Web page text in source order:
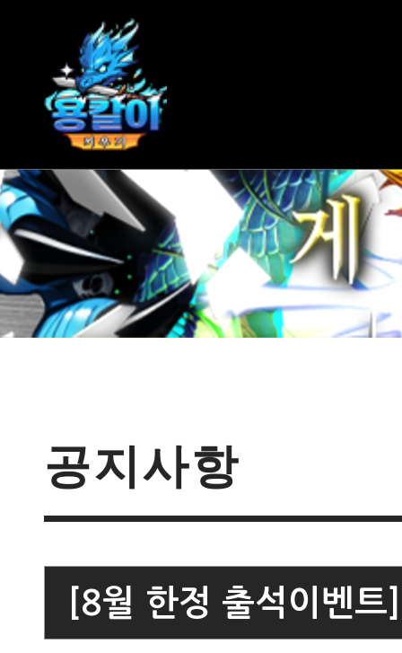
공지사항
[8월 한정 출석이벤